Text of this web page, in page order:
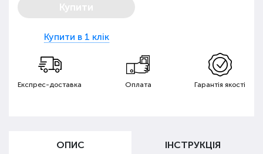
Купити
Купити в 1 клік
Експрес-доставка Оплата Гарантія якості
ОПИС ІНСТРУКЦІЯ